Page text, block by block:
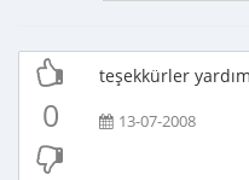
0
teşekkürler
13-07-2008